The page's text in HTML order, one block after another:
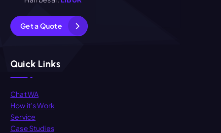
GetaQuote
Quick Links
Chat WA
How it’s Work
Service
Case Studies